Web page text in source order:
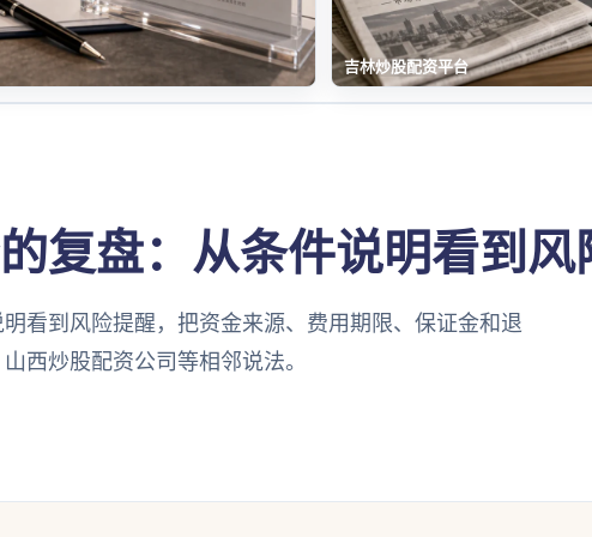
吉林炒股配资平台
复盘：从条件说明看到风
看到风险提醒，把资金来源、费用期限、保证金和退
西炒股配资公司等相邻说法。